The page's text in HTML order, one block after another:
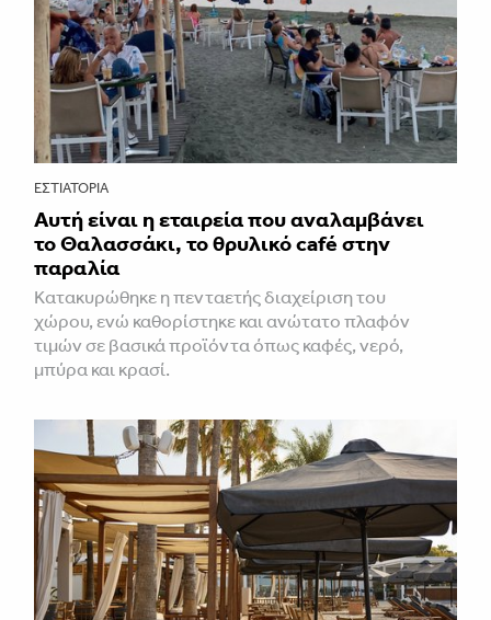
ΕΣΤΙΑΤΌΡΙΑ
Αυτή είναι η εταιρεία που αναλαμβάνει
το Θαλασσάκι, το θρυλικό café στην
παραλία
Κατακυρώθηκε η πενταετής διαχείριση του
χώρου, ενώ καθορίστηκε και ανώτατο πλαφόν
τιμών σε βασικά προϊόντα όπως καφές, νερό,
μπύρα και κρασί.